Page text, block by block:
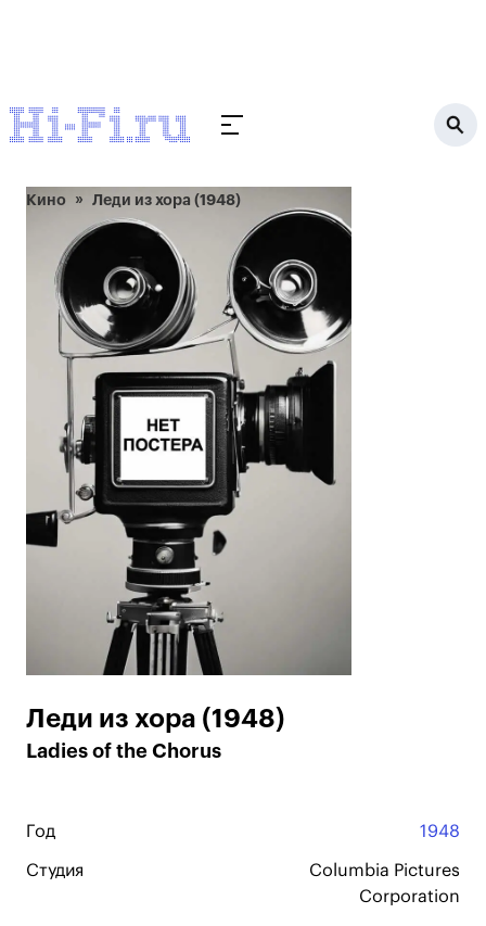
Кино Леди из хора (1948)
Леди из хора (1948)
Ladies of the Chorus
Год 1948
Студия
Columbia Pictures
Corporation